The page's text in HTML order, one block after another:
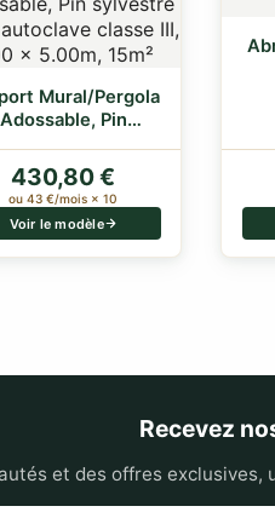
Mural/Pergola
Adossable, Pin
430,80 €
ou 43 €/mois × 10
Voir le modèle
Recevez
et des offres exclusives,